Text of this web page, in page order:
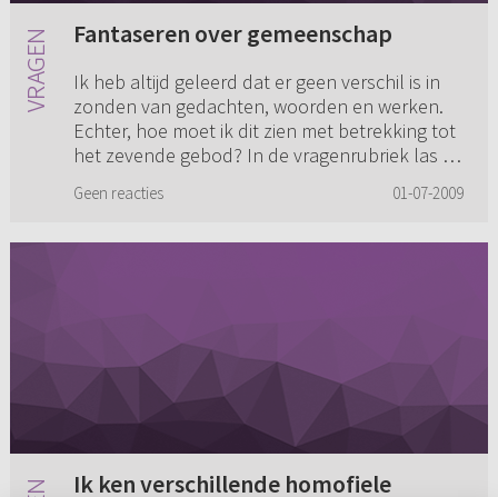
Fantaseren over gemeenschap
Ik heb altijd geleerd dat er geen verschil is in
zonden van gedachten, woorden en werken.
Echter, hoe moet ik dit zien met betrekking tot
het zevende gebod? In de vragenrubriek las ik
Geen reacties 01-07-2009
Ik ken verschillende homofiele